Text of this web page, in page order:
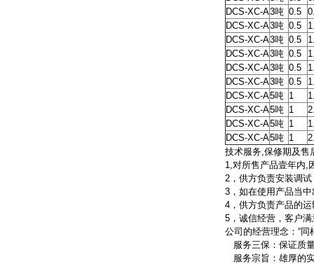
DCS-XC-A3吨 0.5
DCS-XC-A3吨 0.5
DCS-XC-A3吨 0.5
DCS-XC-A3吨 0.5
DCS-XC-A3吨 0.5
DCS-XC-A3吨 0.5
DCS-XC-A5吨 1
DCS-XC-A5吨 1
DCS-XC-A5吨 1
DCS-XC-A5吨 1
技术服务,保修期及售
1,对所售产品壹年内,
2，供方负责安装调试
3，如在使用产品当
4，供方负责产品的
5，诚信经营，客户
公司的经营理念：“
服务三保：保证质
服务宗旨：雄厚的